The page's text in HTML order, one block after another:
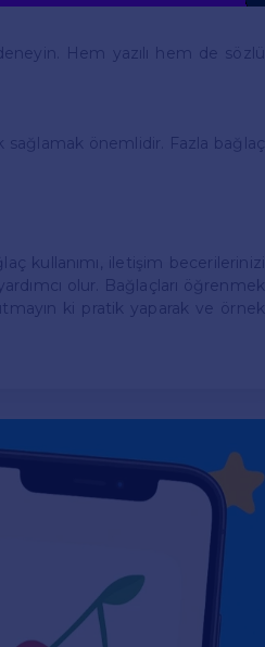
Hem yazılı hem de sözlü
sağlamak önemlidir. Fazla bağlaç
kullanımı, iletişim becerilerinizi
olur. Bağlaçları öğrenmek
ki pratik yaparak ve örnek